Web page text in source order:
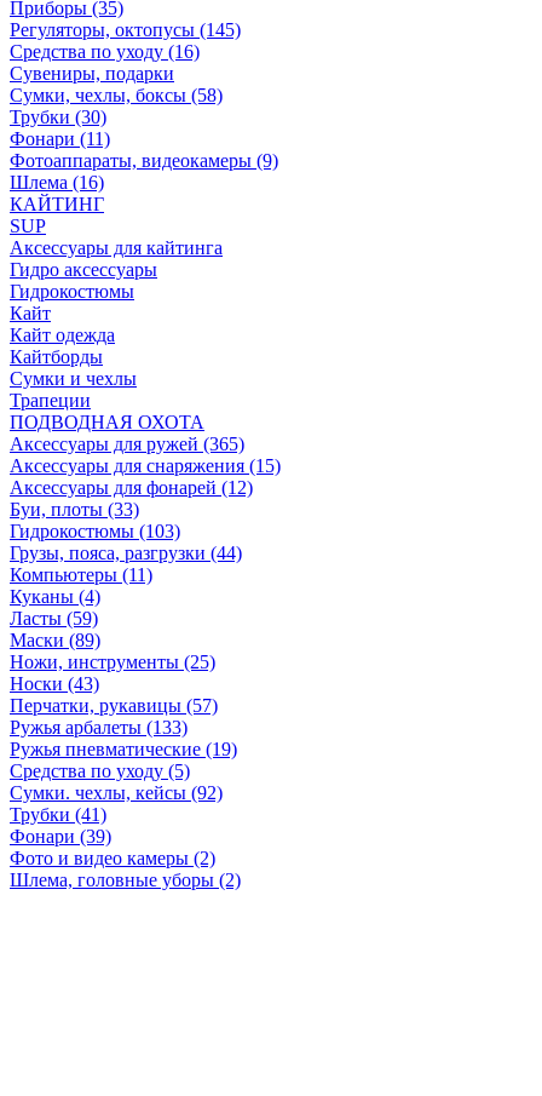
Приборы (35)
Регуляторы, октопусы (145)
Средства по уходу (16)
Сувениры, подарки
Сумки, чехлы, боксы (58)
Трубки (30)
Фонари (11)
Фотоаппараты, видеокамеры (9)
Шлема (16)
КАЙТИНГ
SUP
Аксессуары для кайтинга
Гидро аксессуары
Гидрокостюмы
Кайт
Кайт одежда
Кайтборды
Сумки и чехлы
Трапеции
ПОДВОДНАЯ ОХОТА
Аксессуары для ружей (365)
Аксессуары для снаряжения (15)
Аксессуары для фонарей (12)
Буи, плоты (33)
Гидрокостюмы (103)
Грузы, пояса, разгрузки (44)
Компьютеры (11)
Куканы (4)
Ласты (59)
Маски (89)
Ножи, инструменты (25)
Носки (43)
Перчатки, рукавицы (57)
Ружья арбалеты (133)
Ружья пневматические (19)
Средства по уходу (5)
Сумки. чехлы, кейсы (92)
Трубки (41)
Фонари (39)
Фото и видео камеры (2)
Шлема, головные уборы (2)